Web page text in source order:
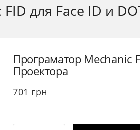
для Face ID и
Програматор Mechanic
Проектора
701 грн